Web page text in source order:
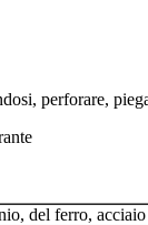
perforare,
del ferro,